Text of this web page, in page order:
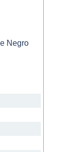
Negro